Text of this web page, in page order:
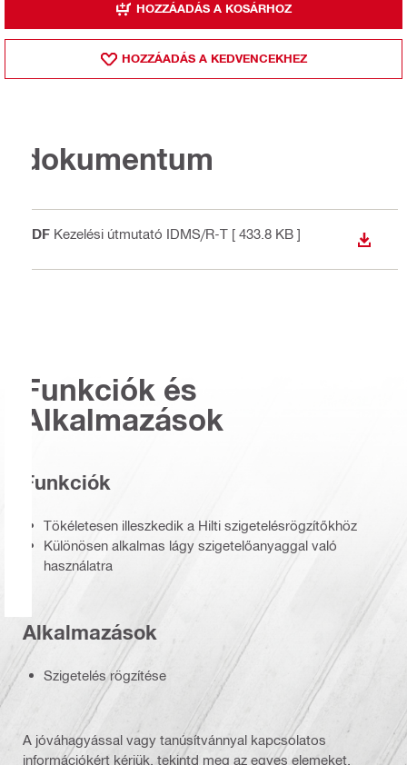
HOZZÁADÁS A KOSÁRHOZ
HOZZÁADÁS A KEDVENCEKHEZ
dokumentum
PDF Kezelési útmutató IDMS/R-T [ 433.8 KB ]
Funkciók és
Alkalmazások
Funkciók
Tökéletesen illeszkedik a Hilti szigetelésrögzítőkhöz
Különösen alkalmas lágy szigetelőanyaggal való
használatra
Alkalmazások
Szigetelés rögzítése
A jóváhagyással vagy tanúsítvánnyal kapcsolatos
információkért kérjük, tekintd meg az egyes elemeket.